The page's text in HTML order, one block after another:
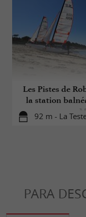
Les Pistes de
la station
92 m - La
PARA